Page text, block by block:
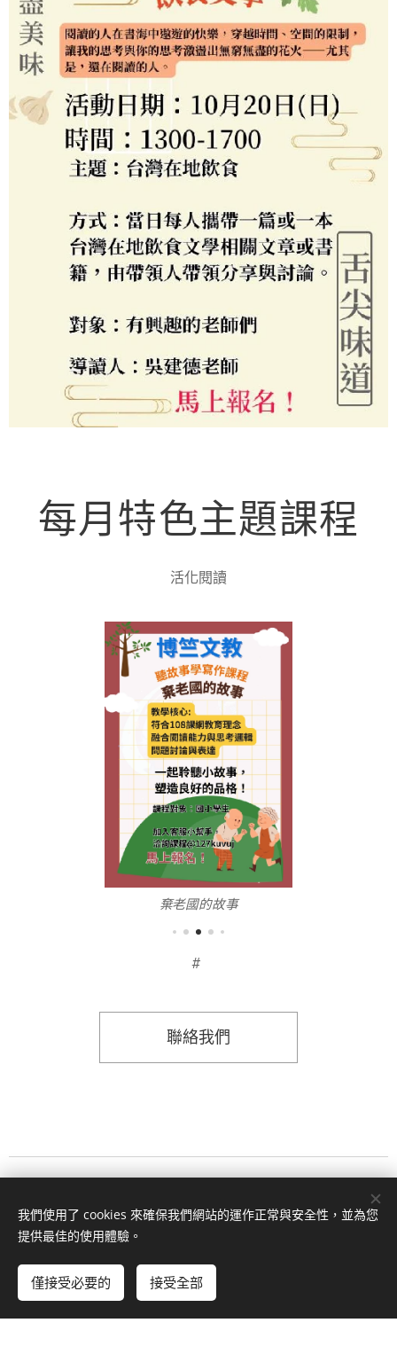
每月特色主題課程
活化閱讀
棄老國的故事
#
聯絡我們
時間:週一到週五 早上十點至下午五點 | 聯繫專線: 07-2252001 | 電子
信箱: cypress.bamboo@gmail.com
© 2024 博竺文教
由Webnode提供技術支援
免費建立您的網站！
我們使用了 cookies 來確保我們網站的運作正常與安全性，並為您
提供最佳的使用體驗。
僅接受必要的 接受全部